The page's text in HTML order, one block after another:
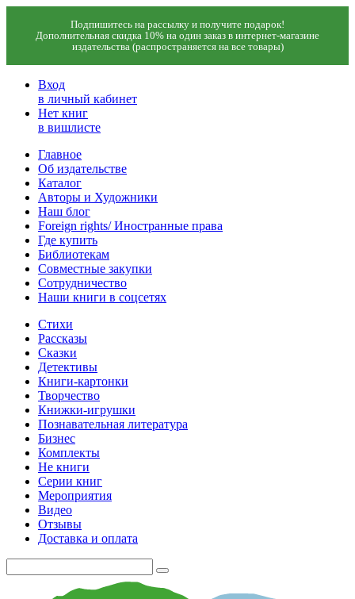
Подпишитесь на рассылку и получите подарок!
Дополнительная скидка 10% на один заказ в интернет-магазине
издательства (распространяется на все товары)
Вход
в личный кабинет
Нет книг
в вишлисте
Главное
Об издательстве
Каталог
Авторы и Художники
Наш блог
Foreign rights/ Иностранные права
Где купить
Библиотекам
Совместные закупки
Сотрудничество
Наши книги в соцсетях
Стихи
Рассказы
Сказки
Детективы
Книги-картонки
Творчество
Книжки-игрушки
Познавательная литература
Бизнес
Комплекты
Не книги
Серии книг
Мероприятия
Видео
Отзывы
Доставка и оплата